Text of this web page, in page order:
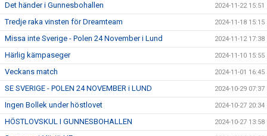
Det händer i Gunnesbohallen 2024-11-22 15:51
Tredje raka vinsten för Dreamteam 2024-11-18 15:15
Missa inte Sverige - Polen 24 November i Lund 2024-11-12 17:38
Härlig kämpaseger 2024-11-10 15:55
Veckans match 2024-11-01 16:45
SE SVERIGE - POLEN 24 NOVEMBER i LUND 2024-10-29 07:37
Ingen Bollek under höstlovet 2024-10-27 20:34
HÖSTLOVSKUL I GUNNESBOHALLEN 2024-10-27 13:58